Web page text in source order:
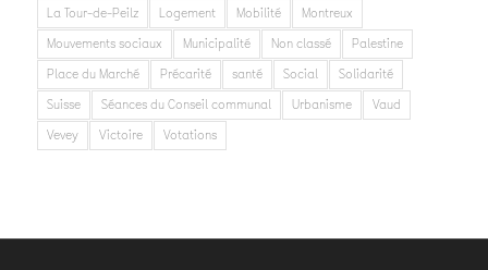
La Tour-de-Peilz
Logement Mobilité
Montreux
Mouvements sociaux
Municipalité Non classé
Palestine
Place du Marché
Précarité santé Social
Solidarité
Suisse
Séances du Conseil communal Urbanisme
Vaud
Vevey
Victoire Votations